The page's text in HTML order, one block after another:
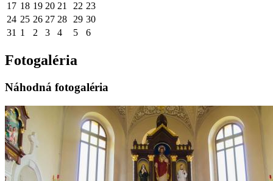
17 18 19 20 21 22 23
24 25 26 27 28 29 30
31 1 2 3 4 5 6
Fotogaléria
Náhodná fotogaléria